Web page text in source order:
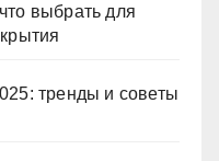
выбрать для
тренды и советы